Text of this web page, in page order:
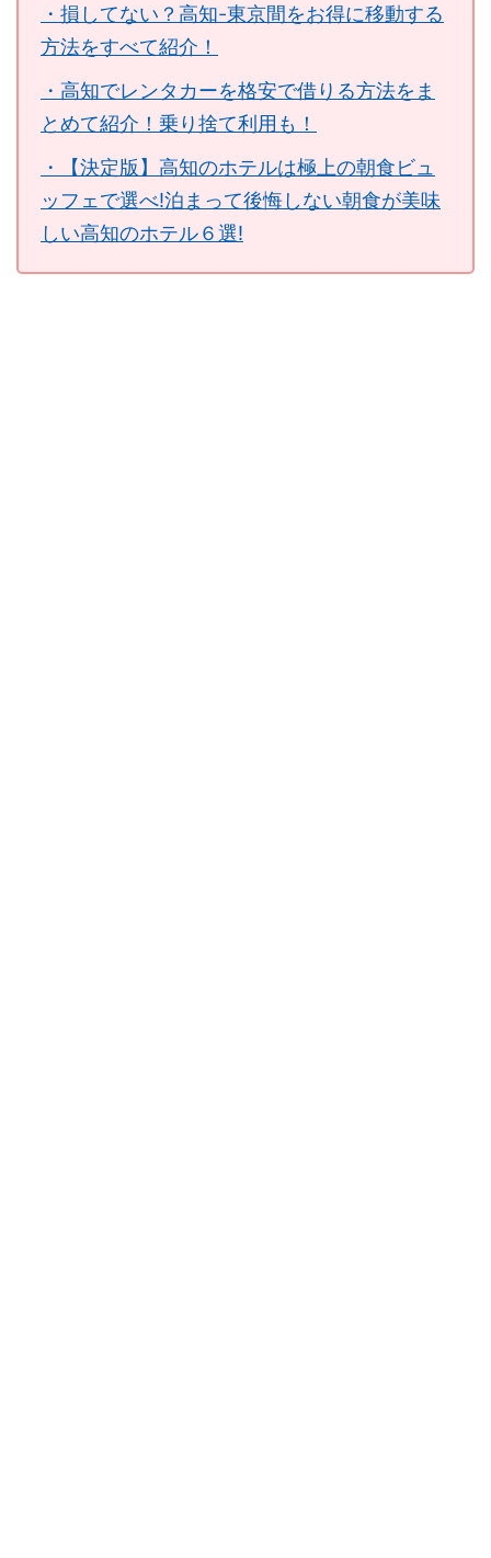
・損してない？高知-東京間をお得に移動する
方法をすべて紹介！
・高知でレンタカーを格安で借りる方法をま
とめて紹介！乗り捨て利用も！
・【決定版】高知のホテルは極上の朝食ビュ
ッフェで選べ!泊まって後悔しない朝食が美味
しい高知のホテル６選!